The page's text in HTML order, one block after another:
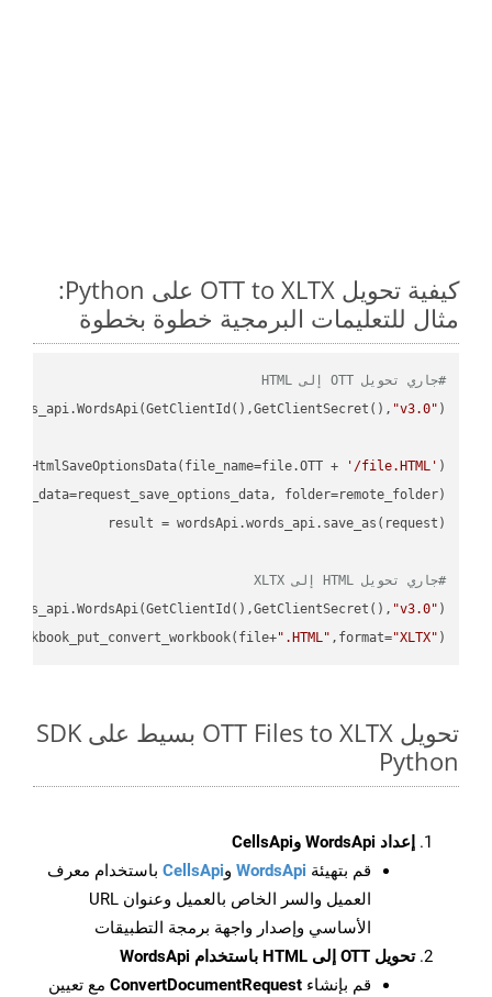
كيفية تحويل OTT to XLTX على Python:
مثال للتعليمات البرمجية خطوة بخطوة
#جاري تحويل OTT إلى HTML
"v3.0"
+ '/file.HTML' )
folder=remote_folder)
result
#جاري تحويل HTML إلى XLTX
"v3.0" )
".HTML" ,format="XLTX" )
تحويل OTT Files to XLTX بسيط على SDK
Python
إعداد WordsApi وCellsApi
قم بتهيئة WordsApi وCellsApi باستخدام معرف
العميل والسر الخاص بالعميل وعنوان URL
الأساسي وإصدار واجهة برمجة التطبيقات
تحويل OTT إلى HTML باستخدام WordsApi
قم بإنشاء ConvertDocumentRequest مع تعيين